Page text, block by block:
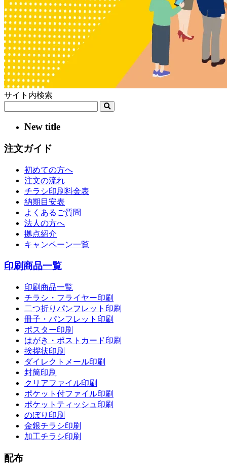
サイト内検索
New title
注文ガイド
初めての方へ
注文の流れ
チラシ印刷料金表
納期目安表
よくあるご質問
法人の方へ
拠点紹介
キャンペーン一覧
印刷商品一覧
印刷商品一覧
チラシ・フライヤー印刷
二つ折りパンフレット印刷
冊子・パンフレット印刷
ポスター印刷
はがき・ポストカード印刷
挨拶状印刷
ダイレクトメール印刷
封筒印刷
クリアファイル印刷
ポケット付ファイル印刷
ポケットティッシュ印刷
のぼり印刷
金銀チラシ印刷
加工チラシ印刷
配布